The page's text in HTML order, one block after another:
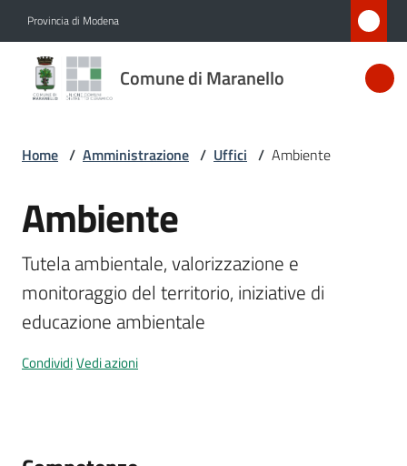
Provincia di Modena
Comune di Maranello
Comune
di
Menu selezionato
Servizi
Menu selezionato
Maranello
Home / Amministrazione / Uffici / Ambiente
Salta al contenuto
Ambiente
Tutela ambientale, valorizzazione e
monitoraggio del territorio, iniziative di
educazione ambientale
CondividiVedi azioni